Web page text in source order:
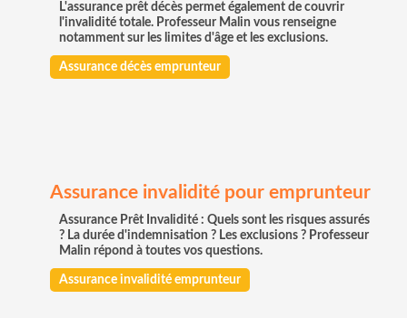
L'assurance prêt décès permet également de couvrir
l'invalidité totale. Professeur Malin vous renseigne
notamment sur les limites d'âge et les exclusions.
Assurance décès emprunteur
Assurance invalidité pour emprunteur
Assurance Prêt Invalidité : Quels sont les risques assurés
? La durée d'indemnisation ? Les exclusions ? Professeur
Malin répond à toutes vos questions.
Assurance invalidité emprunteur